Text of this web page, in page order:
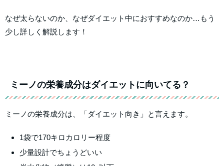
なぜ太らないのか、なぜダイエット中におすすめなのか…もう
少し詳しく解説します！
ミーノの栄養成分はダイエットに向いてる？
ミーノの栄養成分は、「ダイエット向き」と言えます。
1袋で170キロカロリー程度
少量設計でちょうどいい